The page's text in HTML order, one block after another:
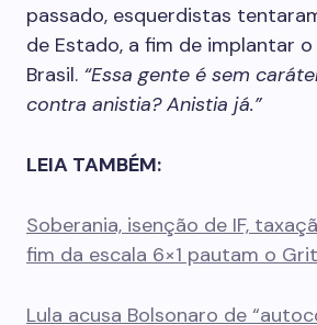
passado, esquerdistas
de Estado, a fim de implantar
Brasil. “Essa gente é sem
contra anistia? Anistia já.”
LEIA TAMBÉM:
Soberania, isenção de IF,
fim da escala 6×1 pautam o
Lula acusa Bolsonaro de